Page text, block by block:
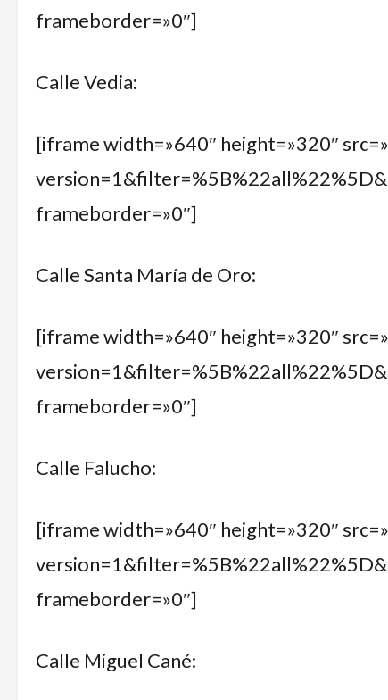
frameborder=»0″]
Calle Vedia:
[iframe width=»640″ height=»320″
frameborder=»0″]
Calle Santa María de Oro:
[iframe width=»640″ height=»320″
frameborder=»0″]
Calle Falucho:
[iframe width=»640″ height=»320″
frameborder=»0″]
Calle Miguel Cané: